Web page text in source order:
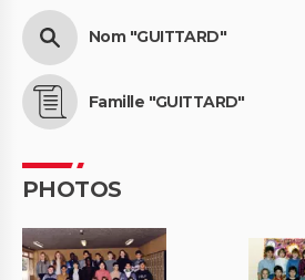
Nom "GUITTARD"
Famille "GUITTARD"
PHOTOS